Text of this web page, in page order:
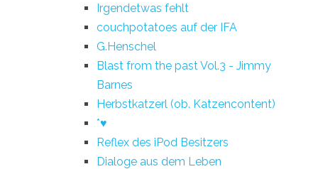
Irgendetwas fehlt
couchpotatoes auf der IFA
G.Henschel
Blast from the past Vol.3 - Jimmy
Barnes
Herbstkatzerl (ob. Katzencontent)
*♥
Reflex des iPod Besitzers
Dialoge aus dem Leben